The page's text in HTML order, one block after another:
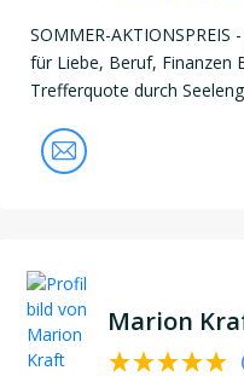
SOMMER-AKTIONSPREIS
für Liebe, Beruf, Finanzen
Trefferquote durch
Marion